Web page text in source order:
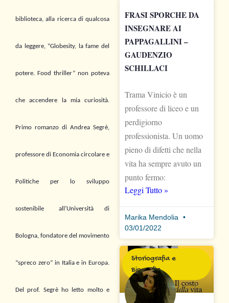
biblioteca, alla ricerca di qualcosa
da leggere, “Globesity, la fame del
potere. Food thriller” non poteva
che accendere la mia curiosità.
Primo romanzo di Andrea Segrè,
professore di Economia circolare e
Politiche per lo sviluppo
sostenibile all’Università di
Bologna, fondatore del movimento
“spreco zero” in Italia e in Europa.
Del prof. Segrè ho letto molto e
FRASI SPORCHE DA
INSEGNARE AI
PAPPAGALLINI –
GAUDENZIO
SCHILLACI
Trama Vinicio è un
professore di liceo e un
perdigiorno
professionista. Un uomo
pieno di difetti che nella
vita ha sempre avuto un
punto fermo:
Leggi Tutto »
Marika Mendolia
03/01/2022
Storiografia e
Biografia